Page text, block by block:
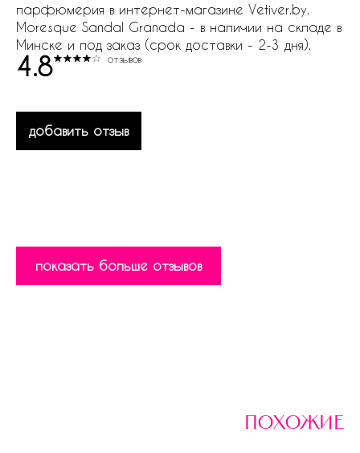
парфюмерия в интернет-магазине Vetiver.by.
Moresque Sandal Granada - в наличии на складе в
Минске и под заказ (срок доставки - 2-3 дня).
4.8 отзывов
добавить отзыв
показать больше отзывов
похожие